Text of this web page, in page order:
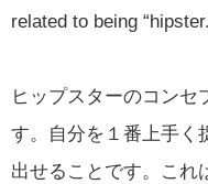
related to being
ヒップスターのコンセ
す。自分を１番上手く
出せることです。これ